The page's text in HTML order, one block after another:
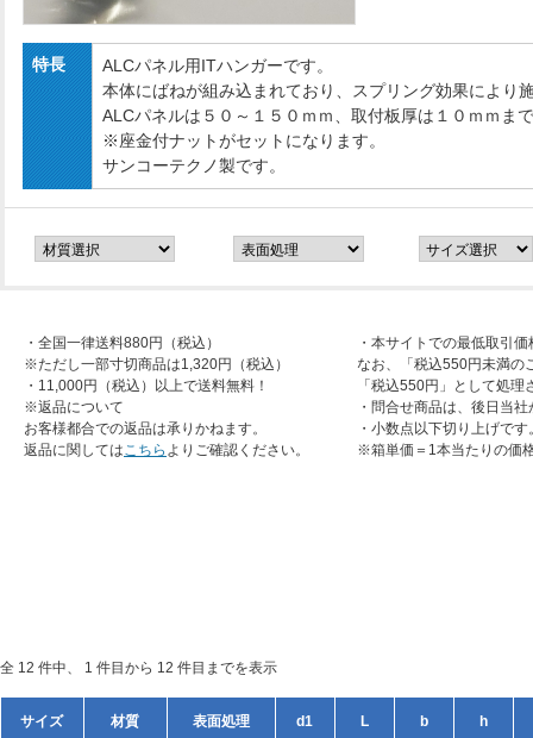
特長
ALCパネル用ITハンガーです。
本体にばねが組み込まれており、スプリング効果により
ALCパネルは５０～１５０ｍｍ、取付板厚は１０ｍｍま
※座金付ナットがセットになります。
サンコーテクノ製です。
・全国一律送料880円（税込）
※ただし一部寸切商品は1,320円（税込）
・11,000円（税込）以上で送料無料！
※返品について
お客様都合での返品は承りかねます。
返品に関してはこちら よりご確認ください。
・本サイトでの最低取引
なお、「税込550円未満の
「税込550円」として処
・問合せ商品は、後日当
・小数点以下切り上げです
※箱単価＝1本当たりの価
全 12 件中、 1 件目から 12 件目までを表示
サイズ 材質 表面処理 d1 L b h